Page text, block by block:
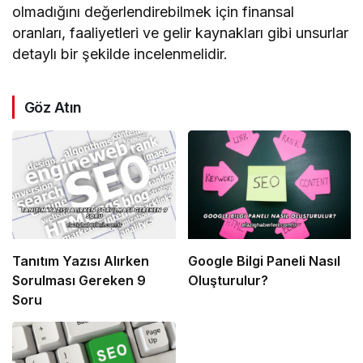
olmadığını değerlendirebilmek için finansal
oranları, faaliyetleri ve gelir kaynakları gibi unsurlar
detaylı bir şekilde incelenmelidir.
Göz Atın
Tanıtım Yazısı Alırken
Sorulması Gereken 9
Soru
Google Bilgi Paneli Nasıl
Oluşturulur?